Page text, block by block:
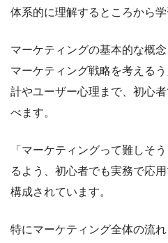
体系的に理解するところから学
マーケティングの基本的な概
マーケティング戦略を考える
計やユーザー心理まで、初心
べます。
「マーケティングって難しそ
るよう、初心者でも実務で応
構成されています。
特にマーケティング全体の流